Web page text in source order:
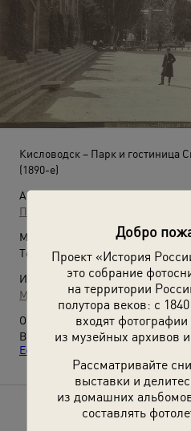
Добро
Проект «История
это собрание
на территории
полутора веков: с
входят
из музейных архивов
Рассматривайте
выставки и
из домашних
составлять
Кисловодск – Парк и гостиница
(1890-е)
Автор:
П. Орлов
Место съемки:
Терская обл., станица
Источники:
МАММ / МДФ
О фотографии:
Выставка «Кавказские
Ессентуки, Пятигорск,
Расскажите